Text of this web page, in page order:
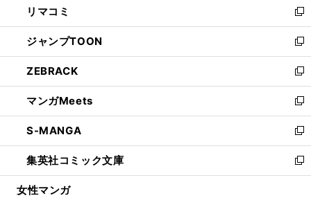
で
開
く
ド
ウ
で
開
く
ィ
ン
ド
ウ
で
開
く
い
ウ
ィ
ン
ド
ウ
で
開
く
リマコミ
新
し
い
ウ
ィ
ン
ド
ウ
で
開
く
ジャンプTOON
新
し
い
ウ
ィ
ン
ド
ウ
で
開
ZEBRACK
新
し
い
ウ
ィ
ン
ド
ウ
マンガMeets
新
し
い
ウ
ィ
ン
S-MANGA
新
し
い
ウ
集英社コミック文庫
新
し
女性マンガ